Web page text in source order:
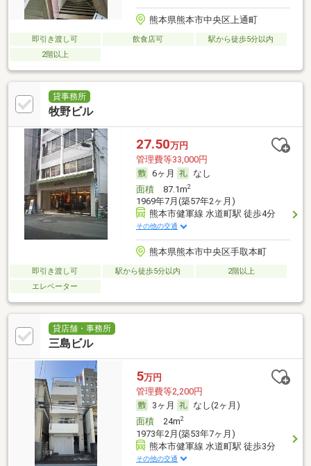
熊本県熊本市中央区上通町
即引き渡し可 飲食店可
駅から徒歩5分以内
2階以上
貸事務所
牧野ビル
27.50万円
管理費等33,000円
6ヶ月
なし
面積87.1m2
1969年7月(築57年2ヶ月)
熊本市健軍線 水道町駅 徒歩4分
その他の交通
熊本県熊本市中央区手取本町
即引き渡し可 駅から徒歩5分以内
2階以上
エレベーター
貸店舗・事務所
三島ビル
5万円
管理費等2,200円
3ヶ月
なし(2ヶ月)
面積24m2
1973年2月(築53年7ヶ月)
熊本市健軍線 水道町駅 徒歩3分
その他の交通